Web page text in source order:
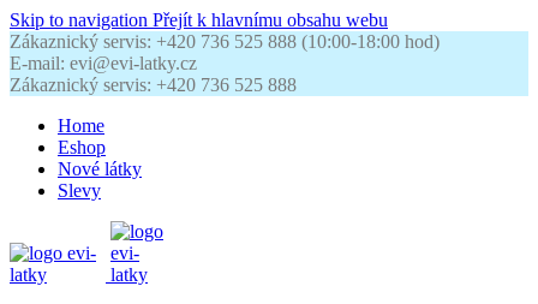
Skip to navigation Přejít k hlavnímu obsahu webu
Zákaznický servis: +420 736 525 888 (10:00-18:00 hod)
E-mail: evi@evi-latky.cz
Zákaznický servis: +420 736 525 888
Home
Eshop
Nové látky
Slevy